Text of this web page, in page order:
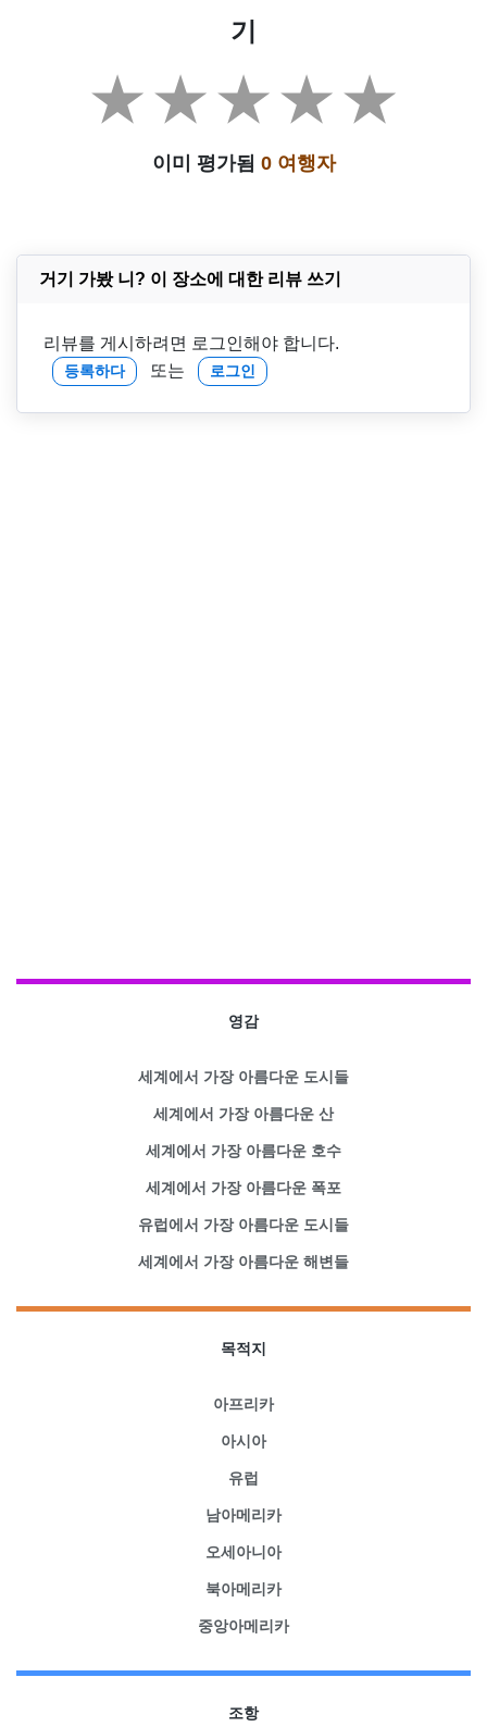
기
이미 평가됨 0 여행자
거기 가봤 니? 이 장소에 대한 리뷰 쓰기
리뷰를 게시하려면 로그인해야 합니다.
등록하다 또는 로그인
영감
세계에서 가장 아름다운 도시들
세계에서 가장 아름다운 산
세계에서 가장 아름다운 호수
세계에서 가장 아름다운 폭포
유럽에서 가장 아름다운 도시들
세계에서 가장 아름다운 해변들
목적지
아프리카
아시아
유럽
남아메리카
오세아니아
북아메리카
중앙아메리카
조항